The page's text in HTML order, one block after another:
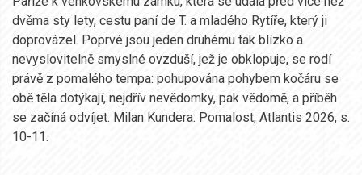
dvěma sty lety, cestu paní de T. a mladého Rytíře, který ji
doprovázel. Poprvé jsou jeden druhému tak blízko a
nevyslovitelně smyslné ovzduší, jež je obklopuje, se rodí
právě z pomalého tempa: pohupována pohybem kočáru se
obě těla dotýkají, nejdřív nevědomky, pak vědomě, a příběh
se začíná odvíjet. Milan Kundera: Pomalost, Atlantis 2026, s.
10-11.